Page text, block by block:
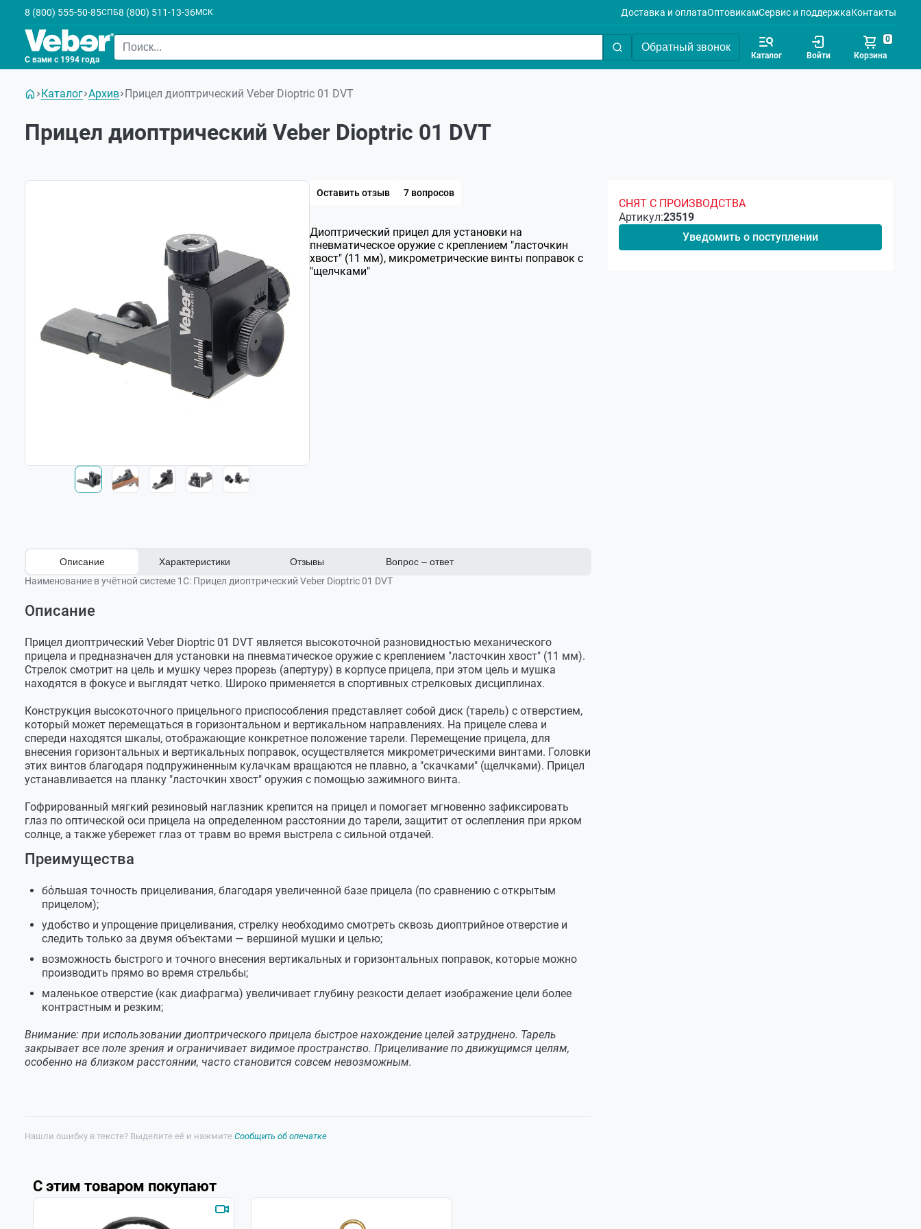
8 (800) 555-50-85СПБ8 (800) 511-13-36МСК Доставка и оплатаОптовикамСервис и поддержкаКонтакты
С вами с 1994 года
Обратный звонок
Каталог Войти Корзина
0
Каталог Архив Прицел диоптрический Veber Dioptric 01 DVT
Прицел диоптрический Veber Dioptric 01 DVT
Оставить отзыв 7 вопросов
Диоптрический прицел для установки на
пневматическое оружие с креплением "ласточкин
хвост" (11 мм), микрометрические винты поправок с
"щелчками"
Описание Характеристики Отзывы
Вопрос – ответ
Наименование в учётной системе 1С: Прицел диоптрический Veber Dioptric 01 DVT
Описание
Прицел диоптрический Veber Dioptric 01 DVT является высокоточной разновидностью механического
прицела и предназначен для установки на пневматическое оружие с креплением "ласточкин хвост" (11 мм).
Стрелок смотрит на цель и мушку через прорезь (апертуру) в корпусе прицела, при этом цель и мушка
находятся в фокусе и выглядят четко. Широко применяется в спортивных стрелковых дисциплинах.
Конструкция высокоточного прицельного приспособления представляет собой диск (тарель) с отверстием,
который может перемещаться в горизонтальном и вертикальном направлениях. На прицеле слева и
спереди находятся шкалы, отображающие конкретное положение тарели. Перемещение прицела, для
внесения горизонтальных и вертикальных поправок, осуществляется микрометрическими винтами. Головки
этих винтов благодаря подпружиненным кулачкам вращаются не плавно, а "скачками" (щелчками). Прицел
устанавливается на планку "ласточкин хвост" оружия с помощью зажимного винта.
Гофрированный мягкий резиновый наглазник крепится на прицел и помогает мгновенно зафиксировать
глаз по оптической оси прицела на определенном расстоянии до тарели, защитит от ослепления при ярком
солнце, а также убережет глаз от травм во время выстрела с сильной отдачей.
Преимущества
бόльшая точность прицеливания, благодаря увеличенной базе прицела (по сравнению с открытым
прицелом);
удобство и упрощение прицеливания, стрелку необходимо смотреть сквозь диоптрийное отверстие и
следить только за двумя объектами — вершиной мушки и целью;
возможность быстрого и точного внесения вертикальных и горизонтальных поправок, которые можно
производить прямо во время стрельбы;
маленькое отверстие (как диафрагма) увеличивает глубину резкости делает изображение цели более
контрастным и резким;
Внимание: при использовании диоптрического прицела быстрое нахождение целей затруднено. Тарель
закрывает все поле зрения и ограничивает видимое пространство. Прицеливание по движущимся целям,
особенно на близком расстоянии, часто становится совсем невозможным.
Крепление
Кратность увеличения 1х
Диаметр диоптра 1 мм
Длина установочной планки 45 мм
Длина прижимной пластины 20 мм
Высота центра диоптра над
установочной базой
min 12,5 мм
max 24,5 мм
Ход горизонтальной поправки 6 мм
Габаритные размеры без
наглазника
108х50х60 мм
наглазником
Материалы
Вес (без наглазника) 127 г
Оставить отзыв
Задать вопрос
Сергей 10.03.2020
Добрый день. Когда в этом году можно будет приобрести данный прицел?
Служба поддержки 10.03.2020
Добрый день . Поставка данного прицела возможна не ранее второй половины 2020 года.
Александр
Если ставить этот прицел на мр-61-09 взамен штатного надо ли будет менять намушник с мушкой
Добрый день. Основным потребителем данной модели диоптрических прицелов в РФ являются
юношеские секции биатлонистов . Прицел устанавливается на штатную планку 11 мм. Из
практики , мушку при использовании на указанной модели не снимают.
Добрый день. Есть новости о срока поступления данного прицела? Давно жду.
Служба поддержки 12.07.2019
Александр
Служба поддержки
Нашли ошибку в тексте? Выделите её и нажмите Сообщить об опечатке
СНЯТ С ПРОИЗВОДСТВА
Артикул:23519
Уведомить о поступлении
С этим товаром покупают